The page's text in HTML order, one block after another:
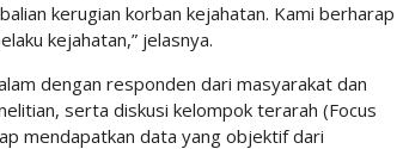
kerugian korban kejahatan. Kami berharap
kejahatan,” jelasnya.
dengan responden dari masyarakat dan
serta diskusi kelompok terarah (Focus
mendapatkan data yang objektif dari